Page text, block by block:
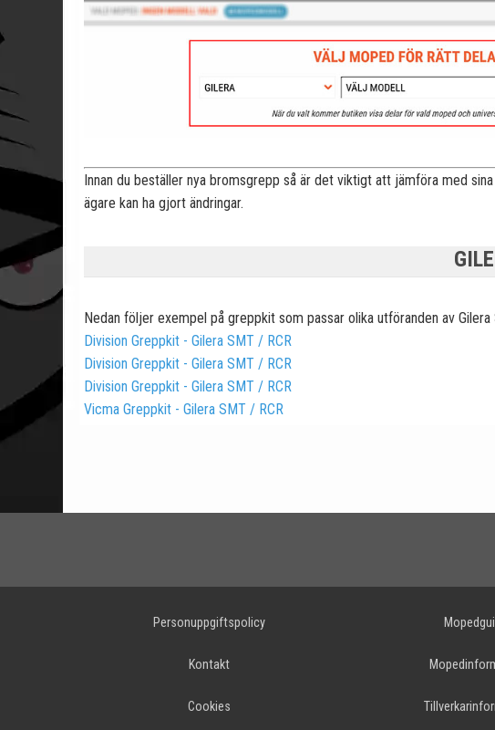
Innan du beställer nya bromsgrepp så är det viktigt att jämföra med
ägare kan ha gjort ändringar.
Nedan följer exempel på greppkit som passar olika utföranden av Gilera
Division Greppkit - Gilera SMT / RCR
Division Greppkit - Gilera SMT / RCR
Division Greppkit - Gilera SMT / RCR
Vicma Greppkit - Gilera SMT / RCR
Personuppgiftspolicy
Kontakt
Cookies